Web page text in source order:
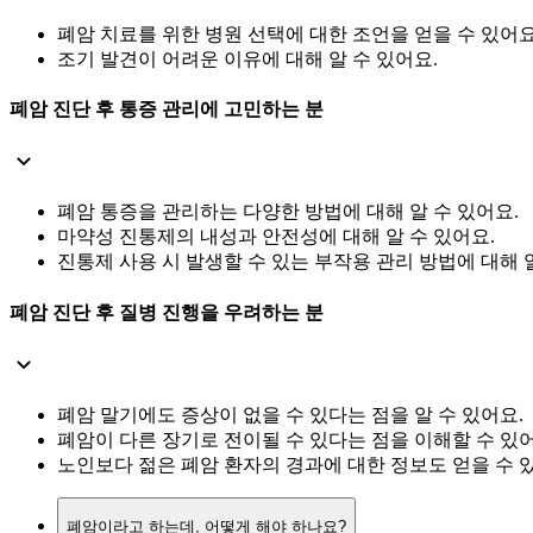
폐암 치료를 위한 병원 선택에 대한 조언을 얻을 수 있어
조기 발견이 어려운 이유에 대해 알 수 있어요.
폐암 진단 후 통증 관리에 고민하는 분
폐암 통증을 관리하는 다양한 방법에 대해 알 수 있어요.
마약성 진통제의 내성과 안전성에 대해 알 수 있어요.
진통제 사용 시 발생할 수 있는 부작용 관리 방법에 대해
폐암 진단 후 질병 진행을 우려하는 분
폐암 말기에도 증상이 없을 수 있다는 점을 알 수 있어요.
폐암이 다른 장기로 전이될 수 있다는 점을 이해할 수 있
노인보다 젊은 폐암 환자의 경과에 대한 정보도 얻을 수
폐암이라고 하는데, 어떻게 해야 하나요?